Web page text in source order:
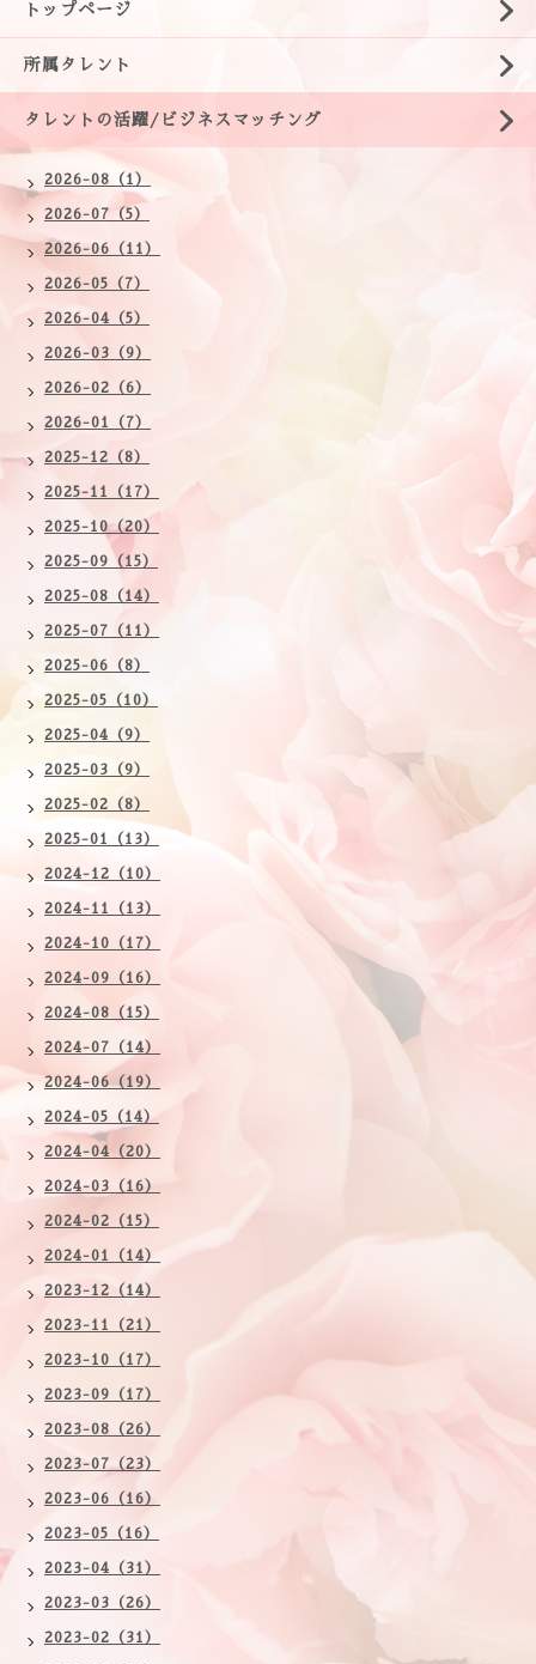
トップページ
所属タレント
タレントの活躍/ビジネスマッチング
2026-08（1）
2026-07（5）
2026-06（11）
2026-05（7）
2026-04（5）
2026-03（9）
2026-02（6）
2026-01（7）
2025-12（8）
2025-11（17）
2025-10（20）
2025-09（15）
2025-08（14）
2025-07（11）
2025-06（8）
2025-05（10）
2025-04（9）
2025-03（9）
2025-02（8）
2025-01（13）
2024-12（10）
2024-11（13）
2024-10（17）
2024-09（16）
2024-08（15）
2024-07（14）
2024-06（19）
2024-05（14）
2024-04（20）
2024-03（16）
2024-02（15）
2024-01（14）
2023-12（14）
2023-11（21）
2023-10（17）
2023-09（17）
2023-08（26）
2023-07（23）
2023-06（16）
2023-05（16）
2023-04（31）
2023-03（26）
2023-02（31）